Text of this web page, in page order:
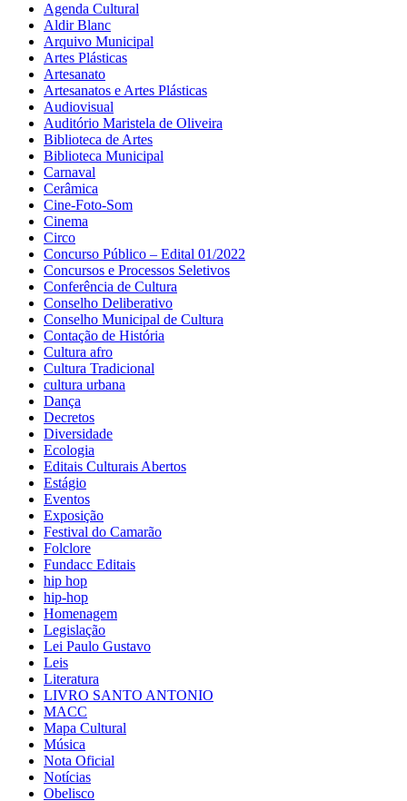
Agenda Cultural
Aldir Blanc
Arquivo Municipal
Artes Plásticas
Artesanato
Artesanatos e Artes Plásticas
Audiovisual
Auditório Maristela de Oliveira
Biblioteca de Artes
Biblioteca Municipal
Carnaval
Cerâmica
Cine-Foto-Som
Cinema
Circo
Concurso Público – Edital 01/2022
Concursos e Processos Seletivos
Conferência de Cultura
Conselho Deliberativo
Conselho Municipal de Cultura
Contação de História
Cultura afro
Cultura Tradicional
cultura urbana
Dança
Decretos
Diversidade
Ecologia
Editais Culturais Abertos
Estágio
Eventos
Exposição
Festival do Camarão
Folclore
Fundacc Editais
hip hop
hip-hop
Homenagem
Legislação
Lei Paulo Gustavo
Leis
Literatura
LIVRO SANTO ANTONIO
MACC
Mapa Cultural
Música
Nota Oficial
Notícias
Obelisco